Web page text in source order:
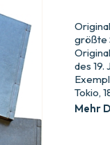
größte
des
Tokio,
Mehr